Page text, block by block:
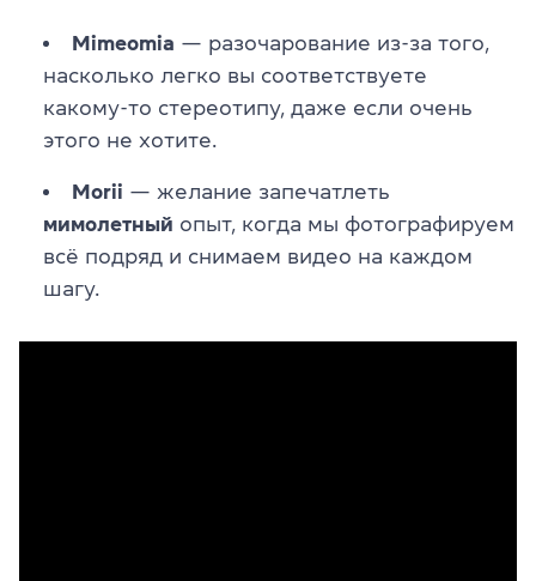
Mimeomia — разочарование из-за того,
насколько легко вы соответствуете
какому-то стереотипу, даже если очень
этого не хотите.
Morii — желание запечатлеть
мимолетный опыт, когда мы фотографируем
всё подряд и снимаем видео на каждом
шагу.